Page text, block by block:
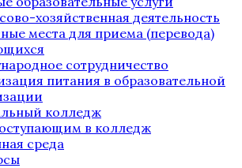
хозяйственная деятельность
места для приема (перевода)
сотрудничество
питания в образовательной
колледж
в колледж
среда